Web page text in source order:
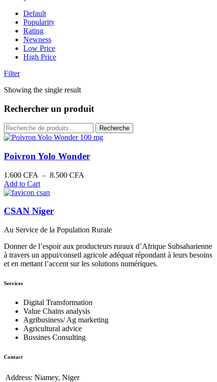
Default
Popularity
Rating
Newness
Low Price
High Price
Filter
Showing the single result
Rechercher un produit
Recherche
pour :
Recherche
Poivron Yolo Wonder
1.600 CFA – 8.500 CFA
Add to Cart
CSAN Niger
Au Service de la Population Rurale
Donner de l’espoir aux producteurs ruraux d’Afrique Subsaharienne
à travers un appui/conseil agricole adéquat répondant à leurs besoins
et en mettant l’accent sur les solutions numériques.
Services
Digital Transformation
Value Chains analysis
Agribusiness/ Ag marketing
Agricultural advice
Bussines Consulting
Contact
Address: Niamey, Niger